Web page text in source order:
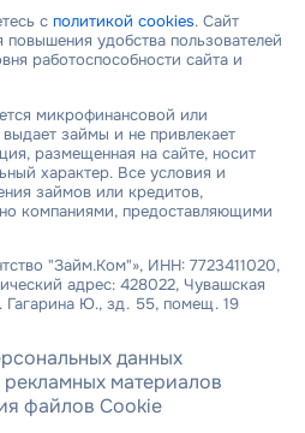
с политикой cookies. Сайт
удобства пользователей
работоспособности сайта и
микрофинансовой или
займы и не привлекает
размещенная на сайте, носит
характер. Все условия и
займов или кредитов,
компаниями, предоставляющими
"Займ.Ком"», ИНН: 7723411020,
адрес: 428022, Чувашская
Гагарина Ю., зд. 55, помещ. 19
данных
материалов
файлов Cookie